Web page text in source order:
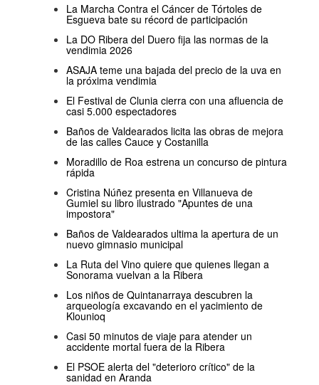
La Marcha Contra el Cáncer de Tórtoles de
Esgueva bate su récord de participación
La DO Ribera del Duero fija las normas de la
vendimia 2026
ASAJA teme una bajada del precio de la uva en
la próxima vendimia
El Festival de Clunia cierra con una afluencia de
casi 5.000 espectadores
Baños de Valdearados licita las obras de mejora
de las calles Cauce y Costanilla
Moradillo de Roa estrena un concurso de pintura
rápida
Cristina Núñez presenta en Villanueva de
Gumiel su libro ilustrado "Apuntes de una
impostora"
Baños de Valdearados ultima la apertura de un
nuevo gimnasio municipal
La Ruta del Vino quiere que quienes llegan a
Sonorama vuelvan a la Ribera
Los niños de Quintanarraya descubren la
arqueología excavando en el yacimiento de
Klounioq
Casi 50 minutos de viaje para atender un
accidente mortal fuera de la Ribera
El PSOE alerta del "deterioro crítico" de la
sanidad en Aranda